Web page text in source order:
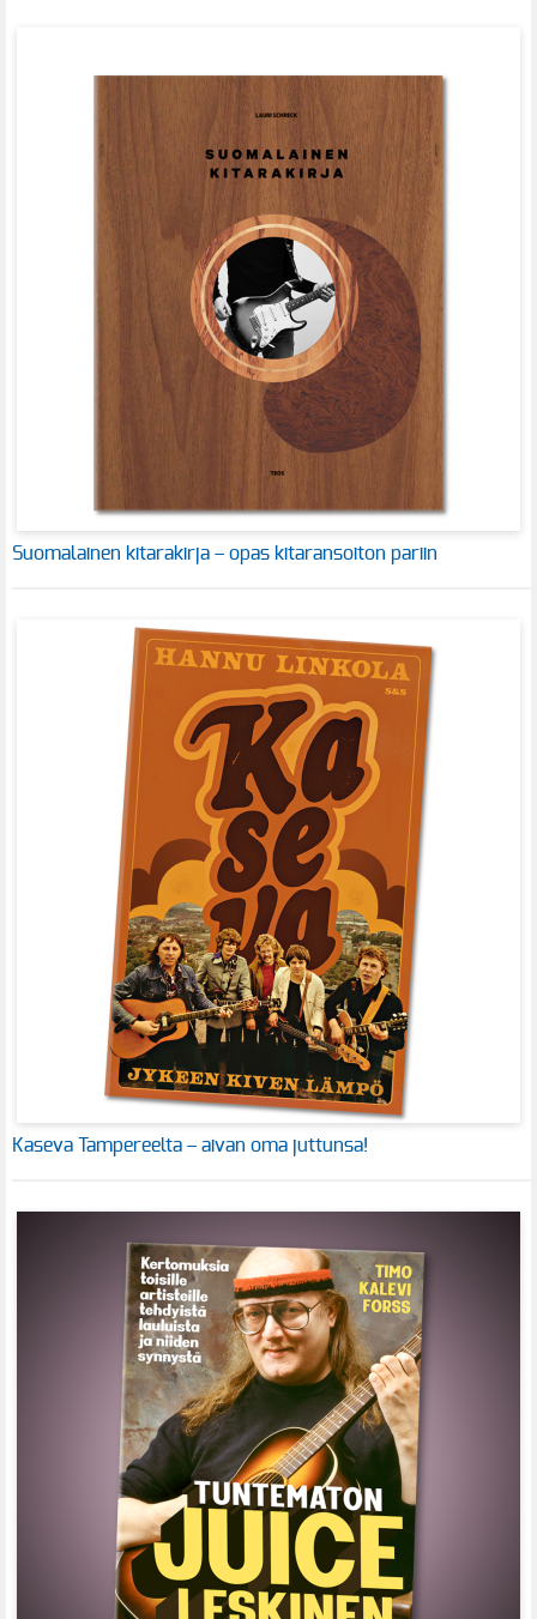
Suomalainen kitarakirja – opas kitaransoiton pariin
Kaseva Tampereelta – aivan oma juttunsa!